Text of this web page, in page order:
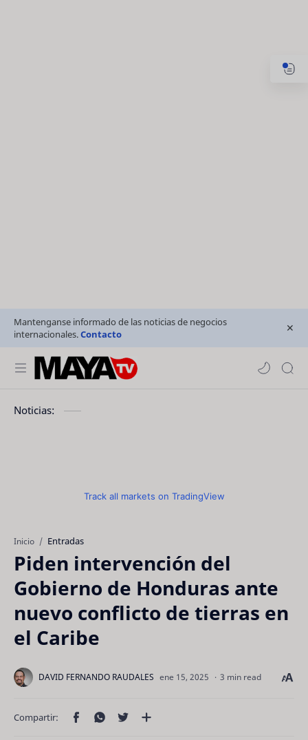
Mantenganse informado de las noticias de negocios
internacionales.Contacto
Noticias:
Track all markets on TradingView
Inicio Entradas
Piden intervención del
Gobierno de Honduras ante
nuevo conflicto de tierras en
el Caribe
3 min read